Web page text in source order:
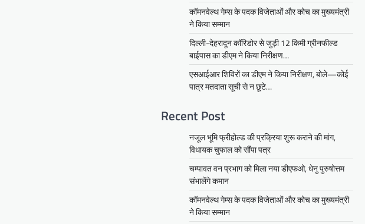
कॉमनवेल्थ गेम्स के पदक विजेताओं और कोच का मुख्यमंत्री
ने किया सम्मान
दिल्ली-देहरादून कॉरिडोर से जुड़ी 12 किमी ग्रीनफील्ड
बाईपास का डीएम ने किया निरीक्षण…
एसआईआर शिविरों का डीएम ने किया निरीक्षण, बोले—कोई
पात्र मतदाता सूची से न छूटे…
Recent Post
नजूल भूमि फ्रीहोल्ड की प्रक्रिया शुरू कराने की मांग,
विधायक चुफाल को सौंपा पत्र
चम्पावत वन प्रभाग को मिला नया डीएफओ, धेनु पुरुषोत्तम
संभालेंगे कमान
कॉमनवेल्थ गेम्स के पदक विजेताओं और कोच का मुख्यमंत्री
ने किया सम्मान